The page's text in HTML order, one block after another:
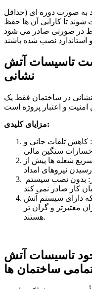
به صورت دوره ای (حداقل
تا کارایی آن ها حفظ
در صورتی صادر می شود
تاسیسات آتش
نشانی
در ساختمان فقط یک
مزایای کلیدی:
کاهش تلفات جانی و
شعله ها پیش از
دارای سیستم آتش
معتبرتر و گران تر
هستند.
تاسیسات آتش
ساختمان ها